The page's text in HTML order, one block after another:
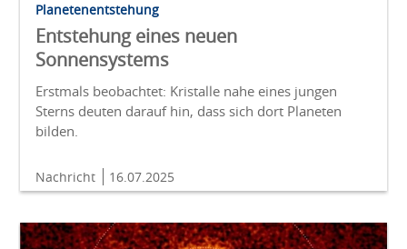
Planetenentstehung
Entstehung eines neuen
Sonnensystems
Erstmals beobachtet: Kristalle nahe eines jungen
Sterns deuten darauf hin, dass sich dort Planeten
bilden.
Nachricht 16.07.2025